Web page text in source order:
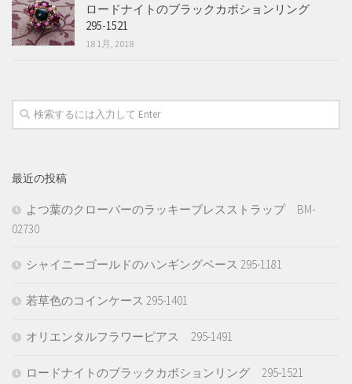
ロードナイトのブラックカボションリング
295-1521
18 1月, 2018
最近の投稿
よつ葉のクローバーのラッキーブレスストラップ BM-
02730
シャイニーゴールドのハンギングベース 295-1181
若草色のコインケース 295-1401
オリエンタルフラワーピアス 295-1491
ロードナイトのブラックカボションリング 295-1521